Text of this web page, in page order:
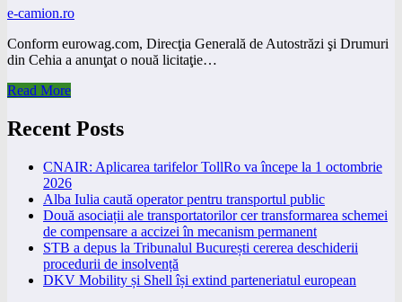
e-camion.ro
Conform eurowag.com, Direcţia Generală de Autostrăzi şi Drumuri
din Cehia a anunţat o nouă licitaţie…
Read More
Recent Posts
CNAIR: Aplicarea tarifelor TollRo va începe la 1 octombrie
2026
Alba Iulia caută operator pentru transportul public
Două asociații ale transportatorilor cer transformarea schemei
de compensare a accizei în mecanism permanent
STB a depus la Tribunalul București cererea deschiderii
procedurii de insolvență
DKV Mobility și Shell își extind parteneriatul european